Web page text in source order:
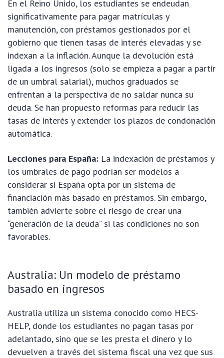
En el Reino Unido, los estudiantes se endeudan
significativamente para pagar matrículas y
manutención, con préstamos gestionados por el
gobierno que tienen tasas de interés elevadas y se
indexan a la inflación. Aunque la devolución está
ligada a los ingresos (solo se empieza a pagar a partir
de un umbral salarial), muchos graduados se
enfrentan a la perspectiva de no saldar nunca su
deuda. Se han propuesto reformas para reducir las
tasas de interés y extender los plazos de condonación
automática.
Lecciones para España: La indexación de préstamos y
los umbrales de pago podrían ser modelos a
considerar si España opta por un sistema de
financiación más basado en préstamos. Sin embargo,
también advierte sobre el riesgo de crear una
“generación de la deuda” si las condiciones no son
favorables.
Australia: Un modelo de préstamo
basado en ingresos
Australia utiliza un sistema conocido como HECS-
HELP, donde los estudiantes no pagan tasas por
adelantado, sino que se les presta el dinero y lo
devuelven a través del sistema fiscal una vez que sus